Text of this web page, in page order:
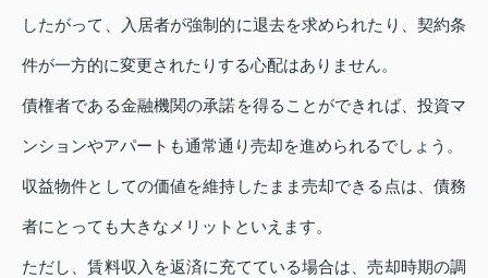
したがって、入居者が強制的に退去を求められたり、契約条
件が一方的に変更されたりする心配はありません。
債権者である金融機関の承諾を得ることができれば、投資マ
ンションやアパートも通常通り売却を進められるでしょう。
収益物件としての価値を維持したまま売却できる点は、債務
者にとっても大きなメリットといえます。
ただし、賃料収入を返済に充てている場合は、売却時期の調